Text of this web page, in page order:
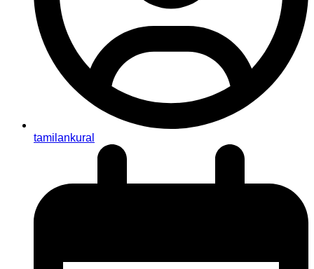
tamilankural